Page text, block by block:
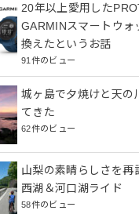
20年以上愛用した
GARMINスマートウォ
換えたというお話
91件のビュー
城ヶ島で夕焼けと天の
てきた
62件のビュー
山梨の素晴らしさを再
西湖＆河口湖ライド
58件のビュー